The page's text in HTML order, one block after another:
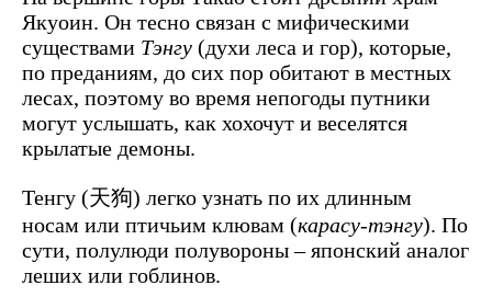
Якуоин. Он тесно связан с мифическими
существами Тэнгу (духи леса и гор), которые,
по преданиям, до сих пор обитают в местных
лесах, поэтому во время непогоды путники
могут услышать, как хохочут и веселятся
крылатые демоны.
Тенгу (天狗) легко узнать по их длинным
носам или птичьим клювам (карасу-тэнгу). По
сути, полулюди полувороны – японский аналог
леших или гоблинов.